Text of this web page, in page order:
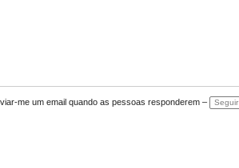
me um email quando as pessoas responderem – Seguir